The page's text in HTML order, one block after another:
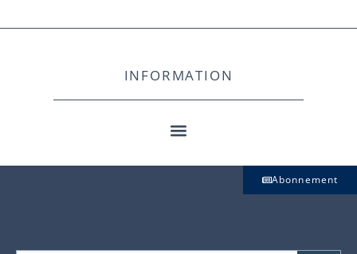
INFORMATION
Abonnement